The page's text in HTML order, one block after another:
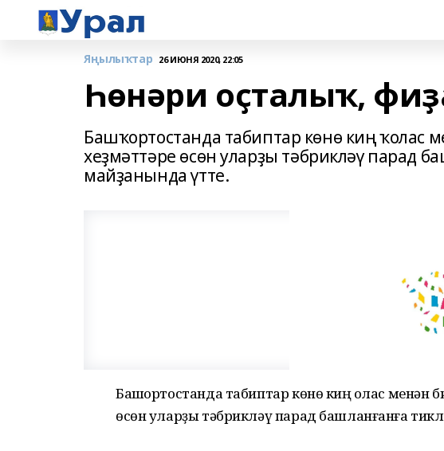
Яңылыҡтар 26 ИЮНЯ 2020, 22:05
Һөнәри оҫталыҡ,
Башҡортостанда табиптар көнө киң ҡолас
хеҙмәттәре өсөн уларҙы тәбрикләү парад
майҙанында үтте.
Башҡортостанда табиптар көнө киң ҡолас менән
өсөн уларҙы тәбрикләү парад башланғанға